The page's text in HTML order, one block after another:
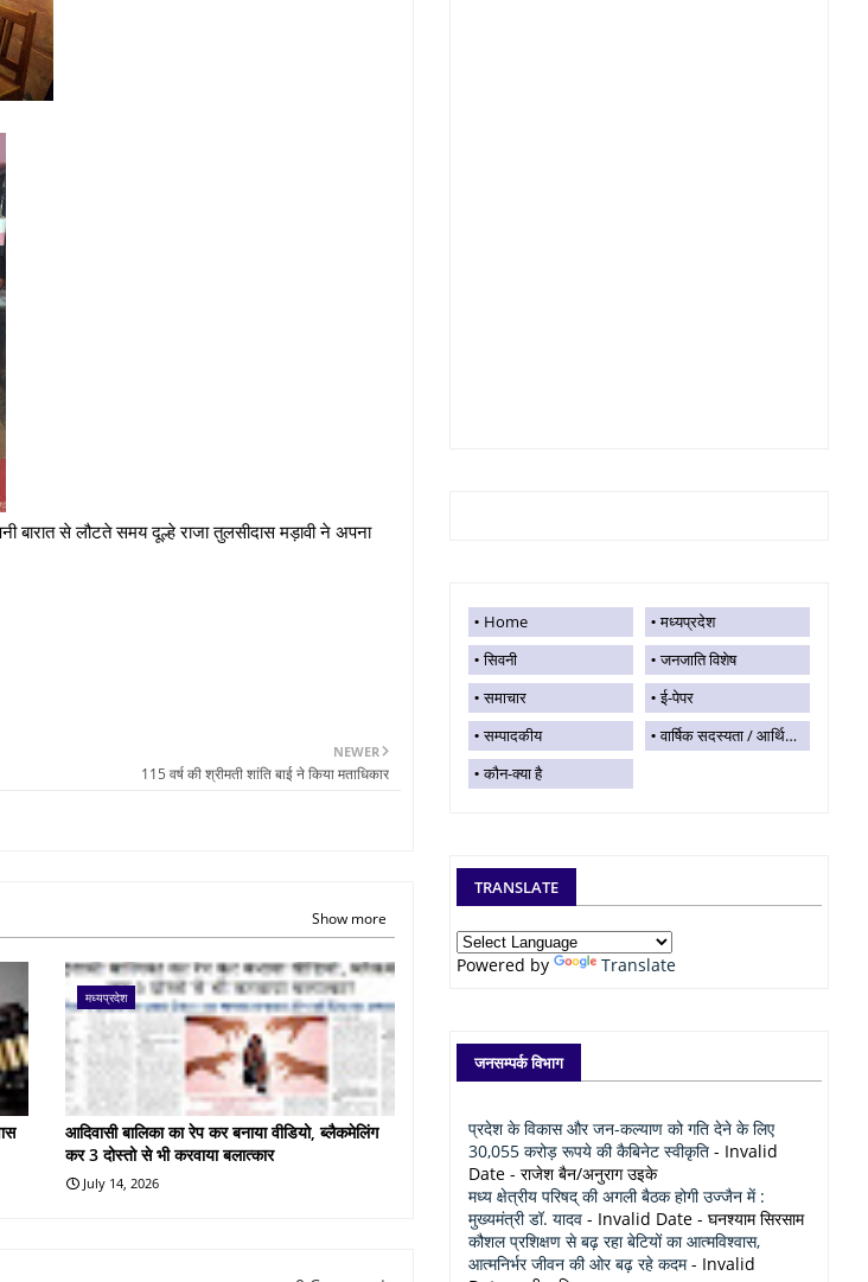
बारात से लौटते समय दूल्हे राजा तुलसीदास मड़ावी ने अपना
NEWER
115 वर्ष की श्रीमती शांति बाई ने किया मताधिकार
Show more
मध्यप्रदेश
आदिवासी बालिका का रेप कर बनाया वीडियो, ब्लैकमेलिंग
कर 3 दोस्तो से भी करवाया बलात्कार
July 14, 2026
Home
मध्यप्रदेश
सिवनी
जनजाति विशेष
समाचार
ई-पेपर
सम्पादकीय
वार्षिक सदस्यता / आर्थिक सहयोग
कौन-क्या है
TRANSLATE
Powered by Translate
जनसम्पर्क विभाग
प्रदेश के विकास और जन-कल्याण को गति देने के लिए
30,055 करोड़ रूपये की कैबिनेट स्वीकृति - Invalid
Date - राजेश बैन/अनुराग उइके
मध्य क्षेत्रीय परिषद् की अगली बैठक होगी उज्जैन में :
मुख्यमंत्री डॉ. यादव - Invalid Date - घनश्याम सिरसाम
कौशल प्रशिक्षण से बढ़ रहा बेटियों का आत्मविश्वास,
आत्मनिर्भर जीवन की ओर बढ़ रहे कदम- Invalid